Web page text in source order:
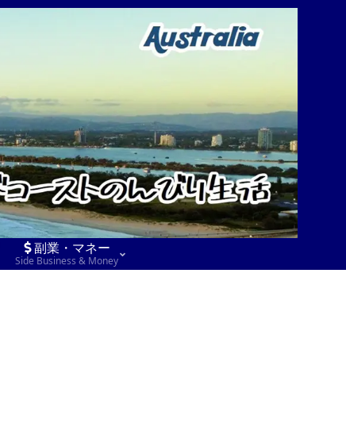
副業・マネー
Side Business & Money